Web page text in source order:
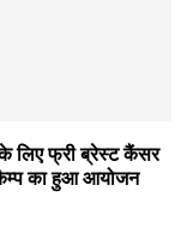
लिए फ्री ब्रेस्ट कैंसर
का हुआ आयोजन